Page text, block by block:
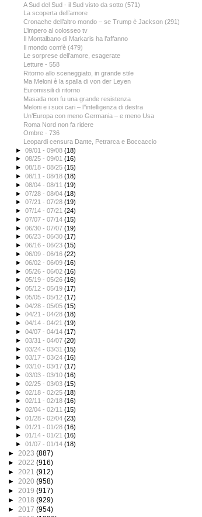
A Sud del Sud - il Sud visto da sotto (571)
La scoperta dell’amore
Cronache dell’altro mondo – se Trump è Jackson (291)
L’impero al colosseo tv
Il Montalbano di Markaris ha l’affanno
Il mondo com'è (479)
Le sorprese dell’amore, esagerate
Letture - 558
Ritorno allo sceneggiato, in grande stile
Ma Meloni è la spalla di von der Leyen
Euromissili di ritorno
Masada non fu una grande resistenza
Meloni e i suoi cari – l’’intelligenza di destra
Un’Europa con meno Germania – e meno Usa
Roma Nord non fa ridere
Ombre - 736
Leopardi censura Dante, Petrarca e Boccaccio
►09/01 - 09/08(18)
►08/25 - 09/01(16)
►08/18 - 08/25(15)
►08/11 - 08/18(18)
►08/04 - 08/11(19)
►07/28 - 08/04(18)
►07/21 - 07/28(19)
►07/14 - 07/21(24)
►07/07 - 07/14(15)
►06/30 - 07/07(19)
►06/23 - 06/30(17)
►06/16 - 06/23(15)
►06/09 - 06/16(22)
►06/02 - 06/09(16)
►05/26 - 06/02(16)
►05/19 - 05/26(16)
►05/12 - 05/19(17)
►05/05 - 05/12(17)
►04/28 - 05/05(15)
►04/21 - 04/28(18)
►04/14 - 04/21(19)
►04/07 - 04/14(17)
►03/31 - 04/07(20)
►03/24 - 03/31(15)
►03/17 - 03/24(16)
►03/10 - 03/17(17)
►03/03 - 03/10(16)
►02/25 - 03/03(15)
►02/18 - 02/25(18)
►02/11 - 02/18(16)
►02/04 - 02/11(15)
►01/28 - 02/04(23)
►01/21 - 01/28(16)
►01/14 - 01/21(16)
►01/07 - 01/14(18)
► 2023 (887)
► 2022 (916)
► 2021 (912)
► 2020 (958)
► 2019 (917)
► 2018 (929)
► 2017 (954)